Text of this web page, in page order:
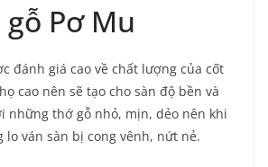
Pơ Mu
đánh giá cao về chất lượng của cốt
cao nên sẽ tạo cho sàn độ bền và
những thớ gỗ nhỏ, mịn, dẻo nên khi
lo ván sàn bị cong vênh, nứt nẻ.